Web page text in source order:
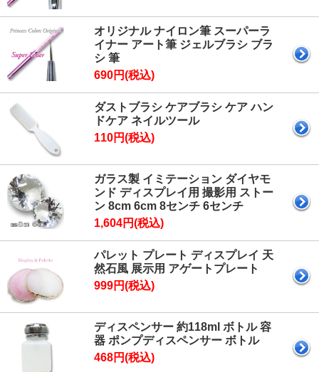
オリジナル ナイロン筆 スーパーラ
イナー アート筆 ジェルブラシ ブラ
シ 筆
690円(税込)
ダストブラシ ケアブラシ ケア ハン
ドケア ネイルツール
110円(税込)
ガラス製 イミテーション ダイヤモ
ンド ディスプレイ用 撮影用 ストー
ン 8cm 6cm 8センチ 6センチ
1,604円(税込)
パレット プレート ディスプレイ 天
然石風 展示用 アゲートプレート
999円(税込)
ディスペンサー 約118ml ボトル 容
器 ポンプディスペンサー ボトル
468円(税込)